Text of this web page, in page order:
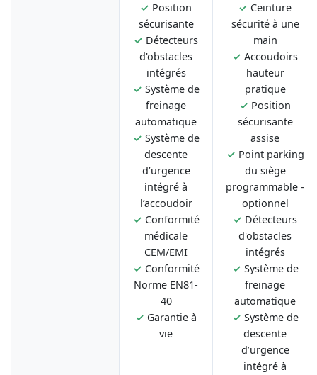
✓ Position
sécurisante
✓ Détecteurs
d'obstacles
intégrés
✓ Système de
freinage
automatique
✓ Système de
descente
d’urgence
intégré à
l’accoudoir
✓ Conformité
médicale
CEM/EMI
✓ Conformité
Norme EN81-
40
✓ Garantie à
vie
✓ Ceinture
sécurité à une
main
✓ Accoudoirs
hauteur
pratique
✓ Position
sécurisante
assise
✓ Point parking
du siège
programmable -
optionnel
✓ Détecteurs
d'obstacles
intégrés
✓ Système de
freinage
automatique
✓ Système de
descente
d’urgence
intégré à